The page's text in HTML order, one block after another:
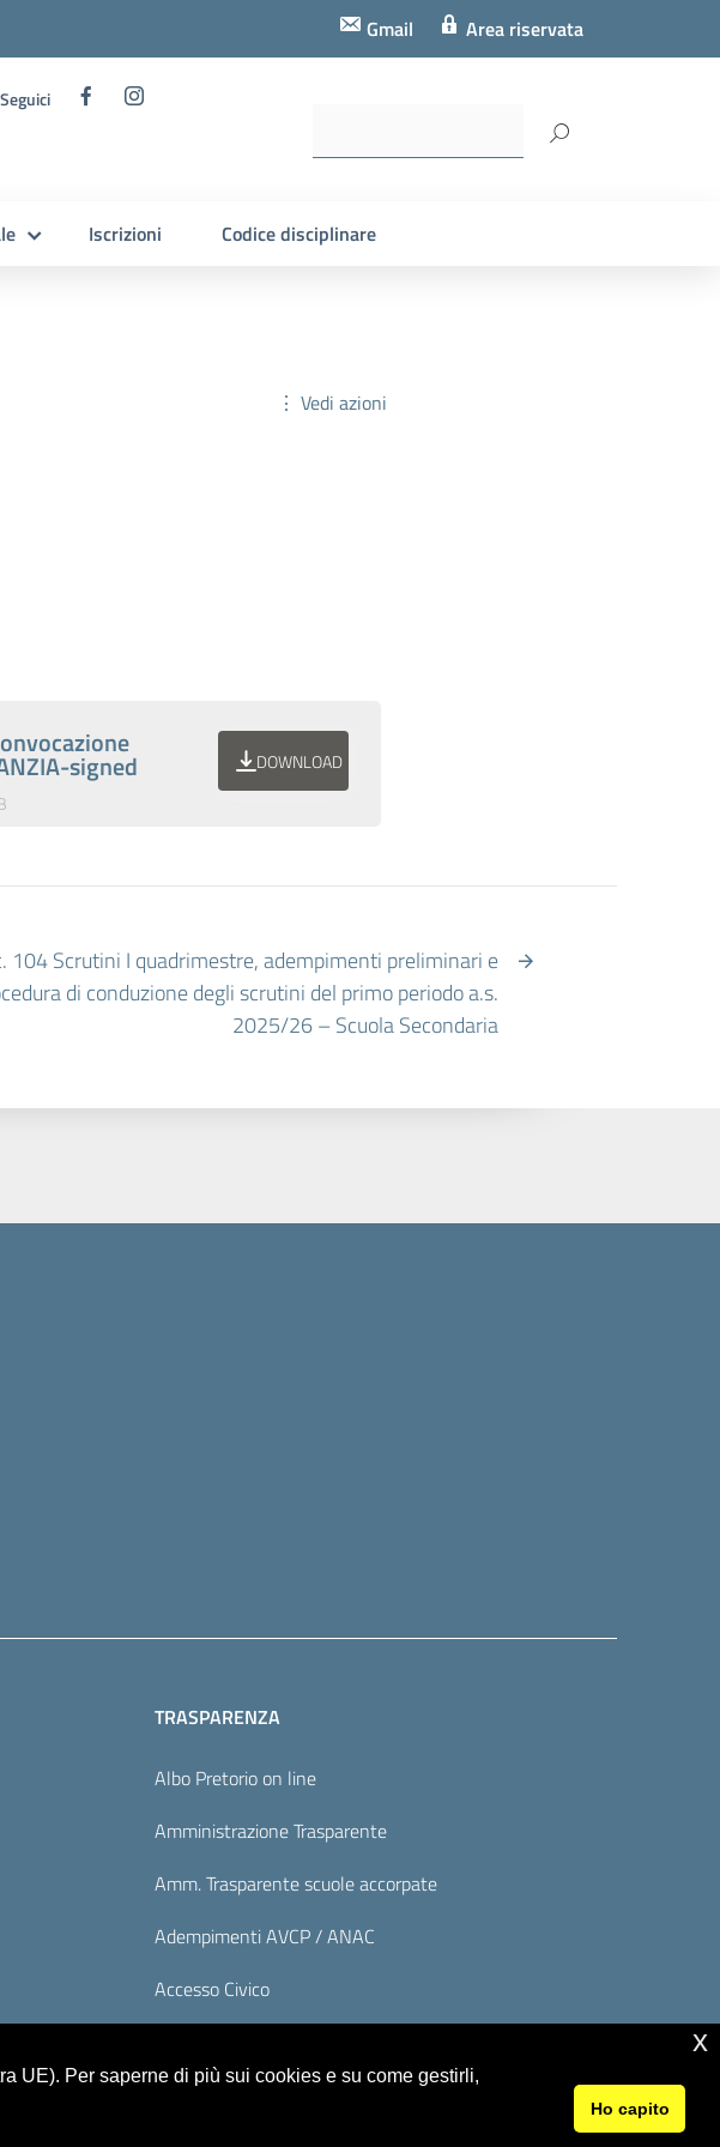
Gmail Area riservata
Seguici
Iscrizioni Codice disciplinare
⋮ Vedi azioni
signed DOWNLOAD
104 Scrutini I quadrimestre, adempimenti preliminari e
di conduzione degli scrutini del primo periodo a.s.
2025/26 – Scuola Secondaria
TRASPARENZA
Albo Pretorio on line
Amministrazione Trasparente
Amm. Trasparente scuole accorpate
Adempimenti AVCP / ANAC
Accesso Civico
UE). Per saperne di più sui cookies e su come gestirli,
Ho capito
x